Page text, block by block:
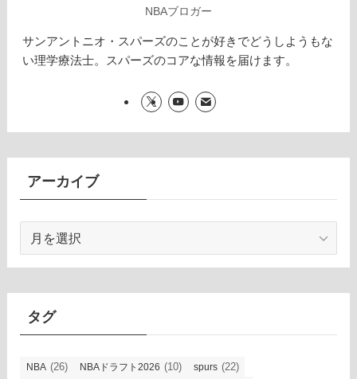
NBAブロガー
サンアントニオ・スパーズのことが好きでどうしようもな
い理学療法士。スパーズのコアな情報を届けます。
アーカイブ
カ
イ
タグ
NBA (26) NBAドラフト2026 (10) spurs (22)